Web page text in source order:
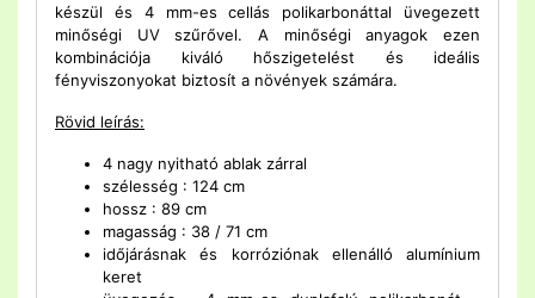
készül és 4 mm-es cellás polikarbonáttal üvegezett
minőségi UV szűrővel. A minőségi anyagok ezen
kombinációja kiváló hőszigetelést és ideális
fényviszonyokat biztosít a növények számára.
Rövid leírás:
4 nagy nyitható ablak zárral
szélesség : 124 cm
hossz : 89 cm
magasság : 38 / 71 cm
időjárásnak és korróziónak ellenálló alumínium
keret